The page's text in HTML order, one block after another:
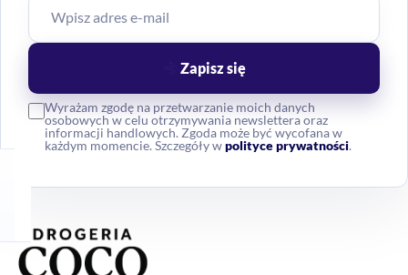
Wyrażam zgodę na przetwarzanie moich danych
osobowych w celu otrzymywania newslettera oraz
informacji handlowych. Zgoda może być wycofana w
każdym momencie. Szczegóły wpolityce prywatności.
Zapisz się